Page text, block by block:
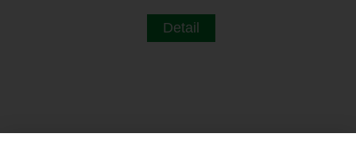
Detail